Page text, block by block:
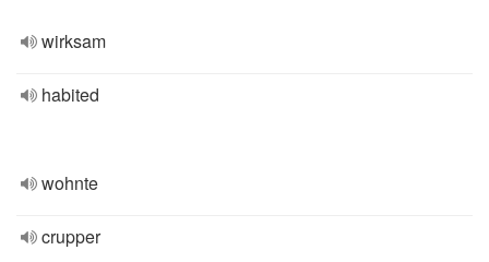
wirksam
habited
wohnte
crupper